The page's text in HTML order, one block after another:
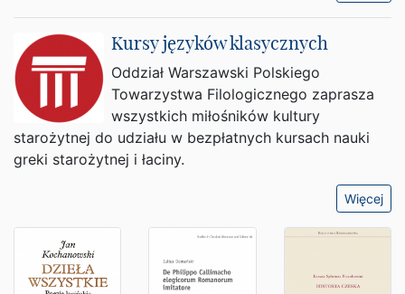
Kursy języków klasycznych
Oddział Warszawski Polskiego
Towarzystwa Filologicznego zaprasza
wszystkich miłośników kultury
starożytnej do udziału w bezpłatnych kursach nauki
greki starożytnej i łaciny.
Więcej